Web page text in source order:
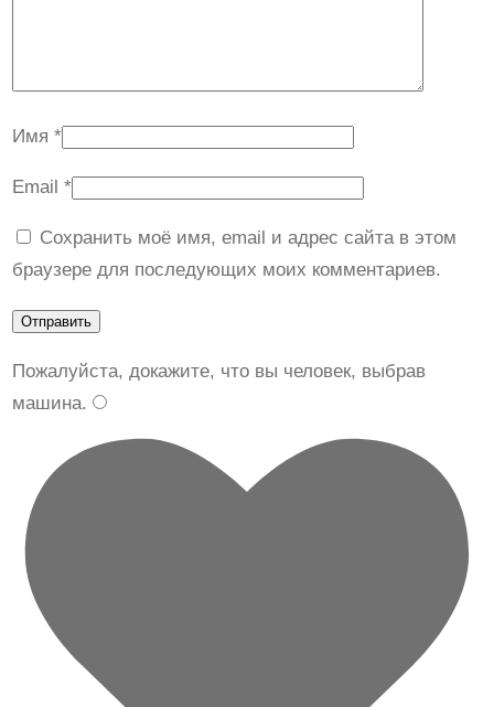
y
m
n
a
L
a
P
Имя *
Email *
Сохранить моё имя, email и адрес сайта в этом
браузере для последующих моих комментариев.
Пожалуйста, докажите, что вы человек, выбрав
машина.